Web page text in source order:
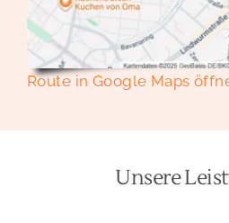
Route in Google Maps
Unsere